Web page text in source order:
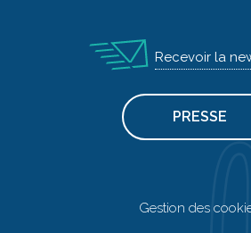
Recevoir la
PRESSE
Gestion des